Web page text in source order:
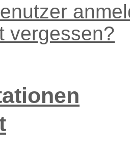
vergessen?